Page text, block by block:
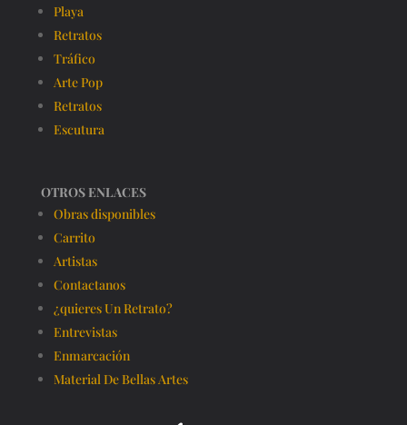
Playa
Retratos
Tráfico
Arte Pop
Retratos
Escutura
OTROS ENLACES
Obras disponibles
Carrito
Artistas
Contactanos
¿quieres Un Retrato?
Entrevistas
Enmarcación
Material De Bellas Artes